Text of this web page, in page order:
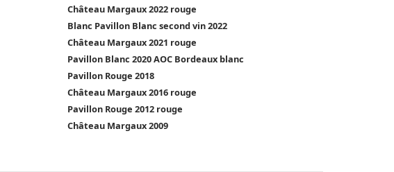
Château Margaux 2022 rouge
Blanc Pavillon Blanc second vin 2022
Château Margaux 2021 rouge
Pavillon Blanc 2020 AOC Bordeaux blanc
Pavillon Rouge 2018
Château Margaux 2016 rouge
Pavillon Rouge 2012 rouge
Château Margaux 2009